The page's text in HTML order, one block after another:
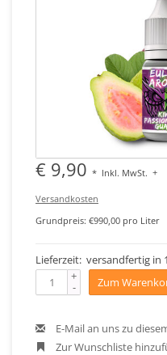
€ 9,90 * Inkl. MwSt. +
Versandkosten
Grundpreis: €990,00 pro Liter
Lieferzeit: versandfertig in
+
- Zum
E-Mail an uns zu
Zur Wunschliste